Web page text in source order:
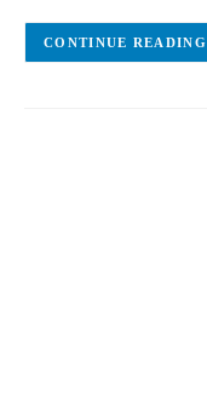
CONTINUE READING